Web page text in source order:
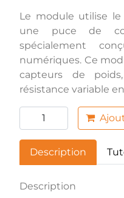
Le module utilise le
une puce de
spécialement
numériques. Ce
capteurs de
résistance variable
Description
Description